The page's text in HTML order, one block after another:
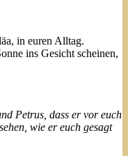
in euren Alltag.
ins Gesicht scheinen,
Petrus, dass er vor euch
wie er euch gesagt